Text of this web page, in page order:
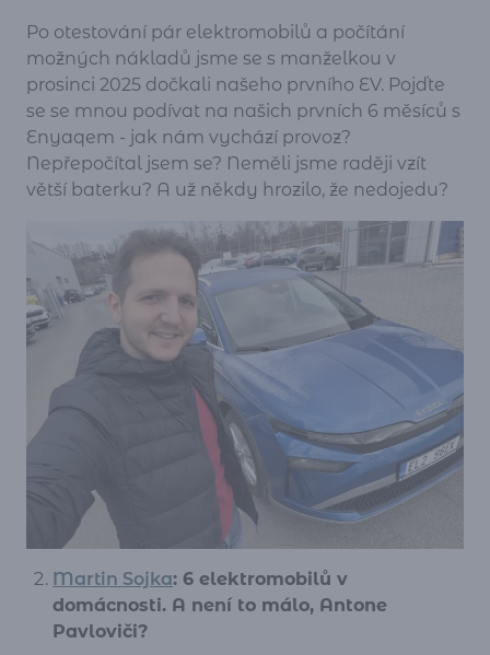
Po otestování pár elektromobilů a počítání
možných nákladů jsme se s manželkou v
prosinci 2025 dočkali našeho prvního EV. Pojďte
se se mnou podívat na našich prvních 6 měsíců s
Enyaqem - jak nám vychází provoz?
Nepřepočítal jsem se? Neměli jsme raději vzít
větší baterku? A už někdy hrozilo, že nedojedu?
Martin Sojka: 6 elektromobilů v
domácnosti. A není to málo, Antone
Pavloviči?